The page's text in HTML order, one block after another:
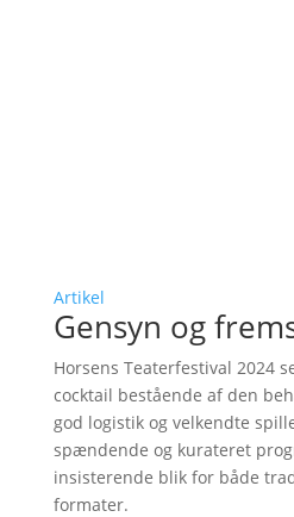
Artikel
Gensyn og
Horsens Teaterfestival 2024
cocktail bestående af den
god logistik og velkendte
spændende og kurateret
insisterende blik for både
formater.